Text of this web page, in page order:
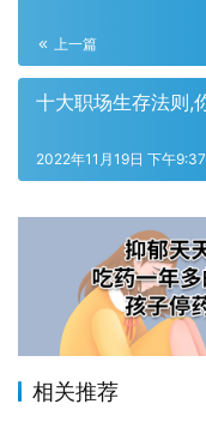
上一篇
十大职场生存法则,
2022年11月19日 下午9:37
相关推荐